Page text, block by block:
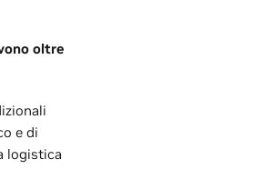
oltre
e di
logistica